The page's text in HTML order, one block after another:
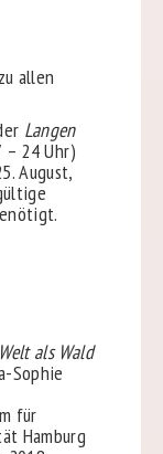
allen
Langen
– 24 Uhr)
August,
als Wald
Sophie
für
Hamburg